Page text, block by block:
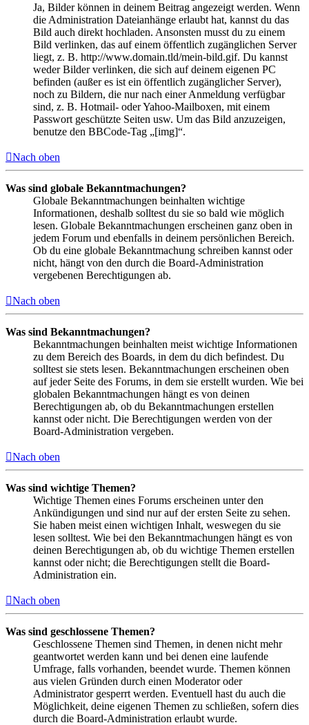
Ja, Bilder können in deinem Beitrag angezeigt werden. Wenn
die Administration Dateianhänge erlaubt hat, kannst du das
Bild auch direkt hochladen. Ansonsten musst du zu einem
Bild verlinken, das auf einem öffentlich zugänglichen Server
liegt, z. B. http://www.domain.tld/mein-bild.gif. Du kannst
weder Bilder verlinken, die sich auf deinem eigenen PC
befinden (außer es ist ein öffentlich zugänglicher Server),
noch zu Bildern, die nur nach einer Anmeldung verfügbar
sind, z. B. Hotmail- oder Yahoo-Mailboxen, mit einem
Passwort geschützte Seiten usw. Um das Bild anzuzeigen,
benutze den BBCode-Tag „[img]“.
Nach oben
Was sind globale Bekanntmachungen?
Globale Bekanntmachungen beinhalten wichtige
Informationen, deshalb solltest du sie so bald wie möglich
lesen. Globale Bekanntmachungen erscheinen ganz oben in
jedem Forum und ebenfalls in deinem persönlichen Bereich.
Ob du eine globale Bekanntmachung schreiben kannst oder
nicht, hängt von den durch die Board-Administration
vergebenen Berechtigungen ab.
Nach oben
Was sind Bekanntmachungen?
Bekanntmachungen beinhalten meist wichtige Informationen
zu dem Bereich des Boards, in dem du dich befindest. Du
solltest sie stets lesen. Bekanntmachungen erscheinen oben
auf jeder Seite des Forums, in dem sie erstellt wurden. Wie bei
globalen Bekanntmachungen hängt es von deinen
Berechtigungen ab, ob du Bekanntmachungen erstellen
kannst oder nicht. Die Berechtigungen werden von der
Board-Administration vergeben.
Nach oben
Was sind wichtige Themen?
Wichtige Themen eines Forums erscheinen unter den
Ankündigungen und sind nur auf der ersten Seite zu sehen.
Sie haben meist einen wichtigen Inhalt, weswegen du sie
lesen solltest. Wie bei den Bekanntmachungen hängt es von
deinen Berechtigungen ab, ob du wichtige Themen erstellen
kannst oder nicht; die Berechtigungen stellt die Board-
Administration ein.
Nach oben
Was sind geschlossene Themen?
Geschlossene Themen sind Themen, in denen nicht mehr
geantwortet werden kann und bei denen eine laufende
Umfrage, falls vorhanden, beendet wurde. Themen können
aus vielen Gründen durch einen Moderator oder
Administrator gesperrt werden. Eventuell hast du auch die
Möglichkeit, deine eigenen Themen zu schließen, sofern dies
durch die Board-Administration erlaubt wurde.